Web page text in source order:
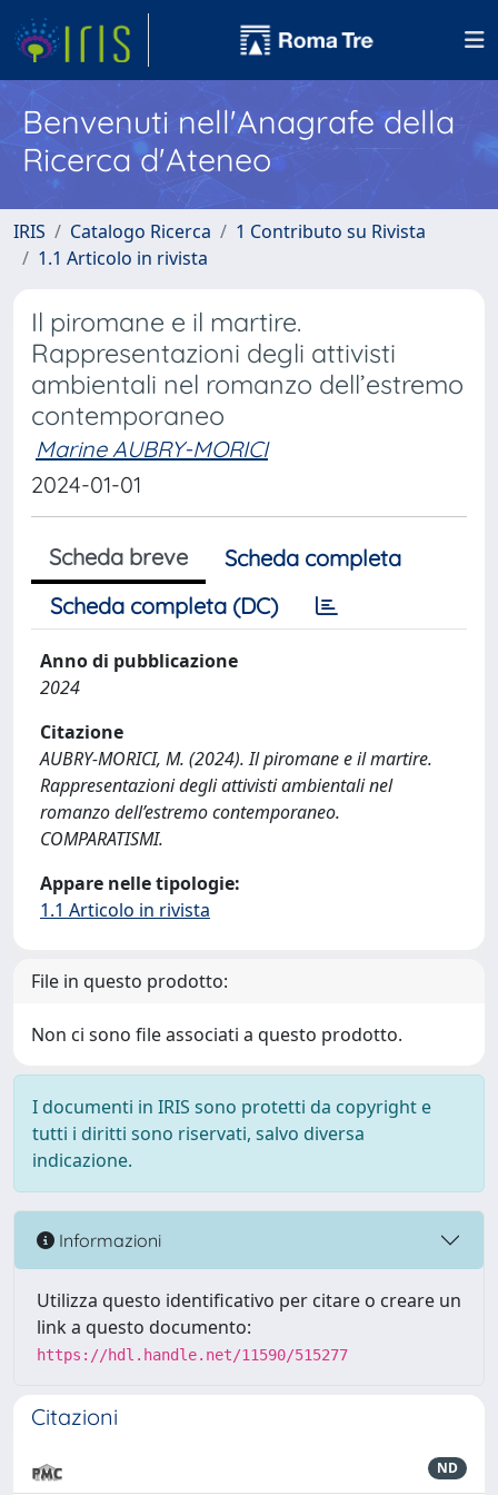
Benvenuti nell'Anagrafe della
Ricerca d'Ateneo
IRIS Catalogo Ricerca
1 Contributo su Rivista
1.1 Articolo in rivista
Il piromane e il martire.
Rappresentazioni degli attivisti
ambientali nel romanzo dell’estremo
contemporaneo
Marine AUBRY-MORICI
2024-01-01
Scheda breve
Scheda completa
Scheda completa (DC)
Anno di pubblicazione
2024
Citazione
AUBRY-MORICI, M. (2024). Il piromane e il martire.
Rappresentazioni degli attivisti ambientali nel
romanzo dell’estremo contemporaneo.
COMPARATISMI.
Appare nelle tipologie:
1.1 Articolo in rivista
File in questo prodotto:
Non ci sono file associati a questo prodotto.
I documenti in IRIS sono protetti da copyright e
tutti i diritti sono riservati, salvo diversa
indicazione.
Informazioni
Utilizza questo identificativo per citare o creare un
link a questo documento:
https://hdl.handle.net/11590/515277
Citazioni
ND